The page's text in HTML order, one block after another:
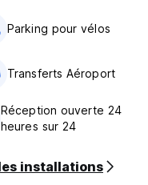
Parking pour vélos
Transferts Aéroport
Réception ouverte 24
heures sur 24
installations